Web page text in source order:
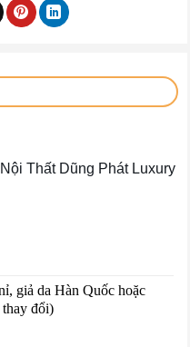
Thất Dũng Phát Luxury
giả da Hàn Quốc hoặc
thay đổi)